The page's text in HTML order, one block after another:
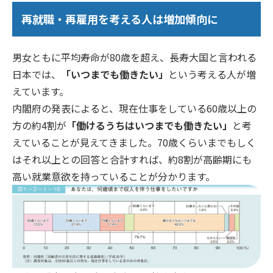
再就職・再雇用を考える人は増加傾向に
男女ともに平均寿命が80歳を超え、長寿大国と言われる
日本では、
「いつまでも働きたい」 という考える人が増
えています。
内閣府の発表によると、現在仕事をしている60歳以上の
方の約4割が 「働けるうちはいつまでも働きたい」 と考
えていることが見えてきました。70歳くらいまでもしく
はそれ以上との回答と合計すれば、約8割が高齢期にも
高い就業意欲を持っていることが分かります。